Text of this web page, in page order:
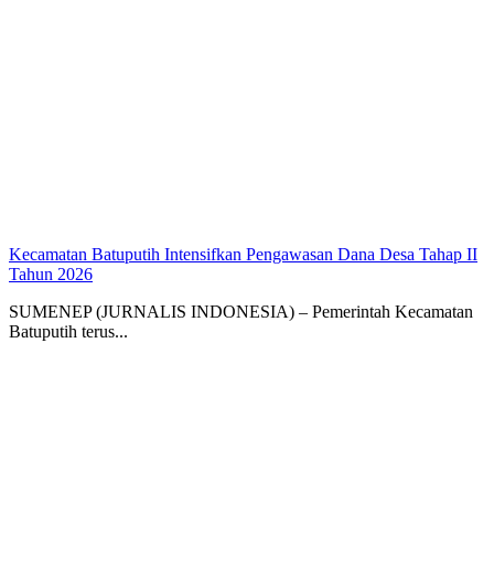
Kecamatan Batuputih Intensifkan Pengawasan Dana Desa Tahap II
Tahun 2026
SUMENEP (JURNALIS INDONESIA) – Pemerintah Kecamatan
Batuputih terus...